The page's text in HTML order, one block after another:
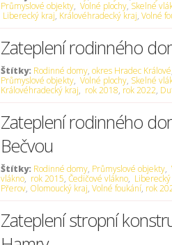
Průmyslové objekty, Volné plochy, Skelné
Liberecký kraj, Královéhradecký kraj, Volné
Zateplení rodinného
Štítky: Rodinné domy, okres Hradec Králové
Průmyslové objekty, Volné plochy, Skelné
Královéhradecký kraj, rok 2018, rok 2022,
Zateplení rodinného
Bečvou
Štítky: Rodinné domy, Průmyslové objekty,
vlákno, rok 2015, Čedičové vlákno,
Přerov, Olomoucký kraj, Volné foukání, rok
Zateplení stropní